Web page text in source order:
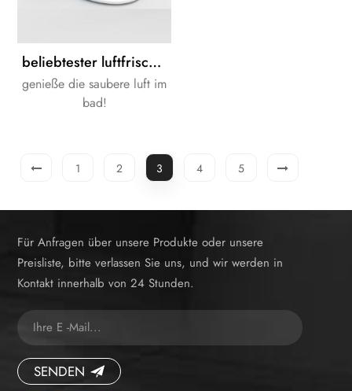
beliebtester luftfrischer Toilettensitz Harnstoffsitz
genieße die saubere luft im
bad!
1 2 3 4 5
Für Anfragen über unsere Produkte oder unsere
Preisliste, bitte verlassen Sie uns, und wir werden in
Kontakt innerhalb von 24 Stunden.
SENDEN